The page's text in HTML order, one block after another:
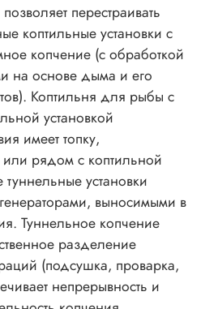
перестраивать
коптильные установки с
копчение (с обработкой
на основе дыма и его
Коптильня для рыбы с
установкой
имеет топку,
рядом с коптильной
установки
выносимыми в
Туннельное копчение
разделение
(подсушка, проварка,
непрерывность и